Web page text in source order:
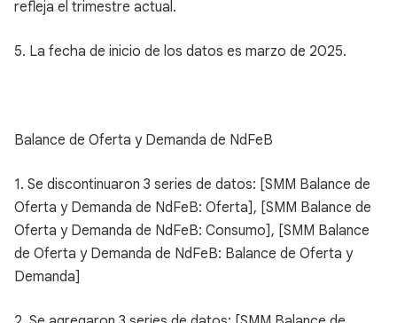
refleja el trimestre actual.
5. La fecha de inicio de los datos es marzo de 2025.
Balance de Oferta y Demanda de NdFeB
1. Se discontinuaron 3 series de datos: [SMM Balance de
Oferta y Demanda de NdFeB: Oferta], [SMM Balance de
Oferta y Demanda de NdFeB: Consumo], [SMM Balance
de Oferta y Demanda de NdFeB: Balance de Oferta y
Demanda]